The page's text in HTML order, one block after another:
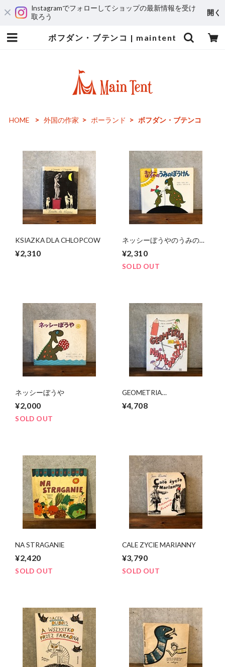
Instagramでフォローしてショップの最新情報を受け
取ろう
開く
ボフダン・ブテンコ | maintent
HOME 外国の作家 ポーランド ボフダン・ブテンコ
KSIAZKA DLA CHLOPCOW
¥2,310
ネッシーぼうやのうみのぼ
¥2,310
SOLD OUT
ネッシーぼうや
¥2,000
SOLD OUT
GEOMETRIA
¥4,708
NA STRAGANIE
¥2,420
SOLD OUT
CALE ZYCIE MARIANNY
¥3,790
SOLD OUT